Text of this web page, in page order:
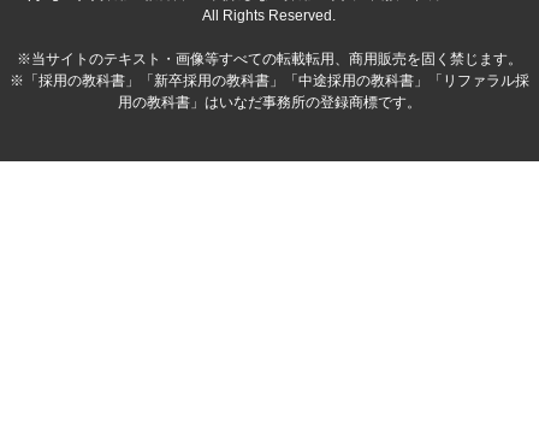
All Rights Reserved.
※当サイトのテキスト・画像等すべての転載転用、商用販売を固く禁じます。
※「採用の教科書」「新卒採用の教科書」「中途採用の教科書」「リファラル採
用の教科書」はいなだ事務所の登録商標です。